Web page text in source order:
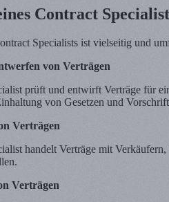
Contract
Specialists ist vielseitig und
von Verträgen
prüft und entwirft Verträge für
von Gesetzen und
Verträgen
handelt Verträge mit
Verträgen